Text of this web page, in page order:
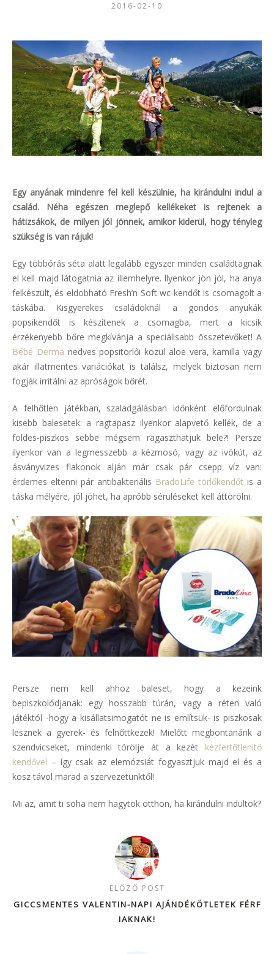
2016-02-10
Egy anyának mindenre fel kell készülnie, ha kirándulni indul a
család. Néha egészen meglepő kellékeket is rejtenek a
hátizsákok, de milyen jól jönnek, amikor kiderül, hogy tényleg
szükség is van rájuk!
Egy többórás séta alatt legalább egyszer minden családtagnak
el kell majd látogatnia az illemhelyre. llyenkor jön jól, ha anya
felkészült, és eldobható Fresh’n Soft wc-kendőt is csomagolt a
táskába. Kisgyerekes családoknál a gondos anyukák
popsikendőt is készítenek a csomagba, mert a kicsik
érzékenyebb bőre megkívánja a speciálisabb összetevőket! A
Bébé Derma nedves popsitörlői közül aloe vera, kamilla vagy
akár illatmentes variációkat is találsz, melyek biztosan nem
fogják irritálni az apróságok bőrét.
A felhőtlen játékban, szaladgálásban időnként előfordulnak
kisebb balesetek: a ragtapasz ilyenkor alapvető kellék, de a
földes-piszkos sebbe mégsem ragaszthatjuk bele?! Persze
ilyenkor van a legmesszebb a kézmosó, vagy az ivókút, az
ásványvizes flakonok alján már csak pár csepp víz van:
érdemes eltenni pár antibakteriális BradoLife törlőkendőt is a
táska mélyére, jól jöhet, ha apróbb sérüléseket kell áttörölni.
Persze nem kell ahhoz baleset, hogy a kezeink
bepiszkolódjanak: egy hosszabb túrán, vagy a réten való
játéktól -hogy a kisállatsimogatót ne is említsük- is piszkosak
lesznek a gyerek- és felnőttkezek! Mielőtt megbontanánk a
szendvicseket, mindenki törölje át a kezét kézfertőtlenítő
kendővel – így csak az elemózsiát fogyasztjuk majd el és a
kosz távol marad a szervezetünktől!
Mi az, amit ti soha nem hagytok otthon, ha kirándulni indultok?
ELŐZŐ POST
GICCSMENTES VALENTIN-NAPI AJÁNDÉKÖTLETEK FÉRF
IAKNAK!